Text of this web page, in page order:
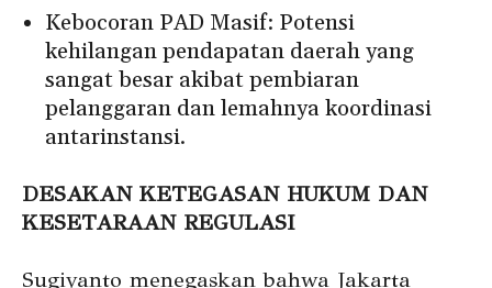
Kebocoran PAD Masif: Potensi
kehilangan pendapatan daerah yang
sangat besar akibat pembiaran
pelanggaran dan lemahnya koordinasi
antarinstansi.
DESAKAN KETEGASAN HUKUM DAN
KESETARAAN REGULASI
Sugiyanto menegaskan bahwa Jakarta